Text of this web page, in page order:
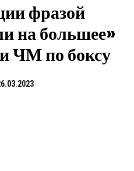
фразой
на большее»
ЧМ по боксу